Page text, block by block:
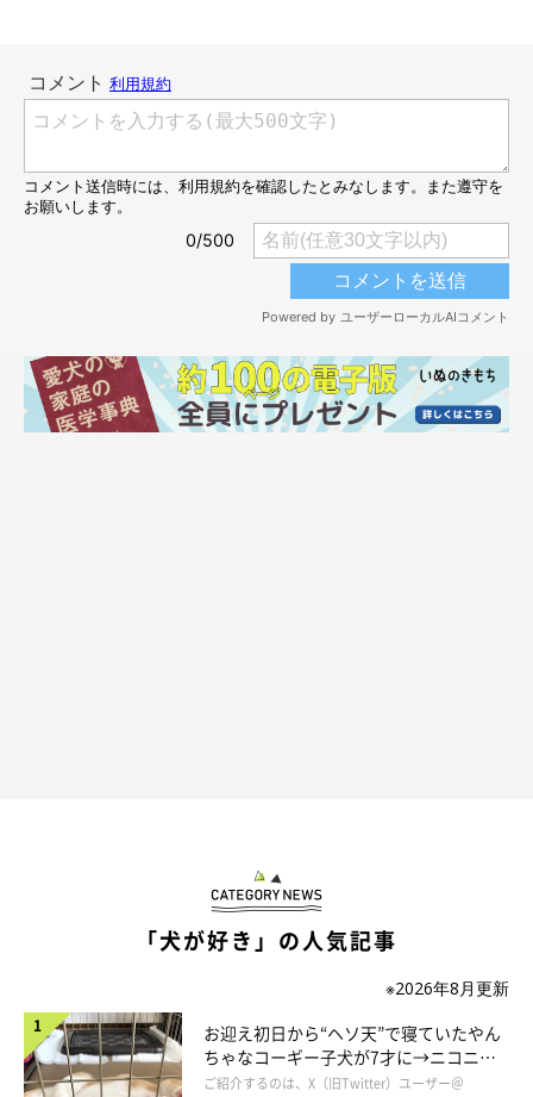
飼い主さんにブランケットを優しく包んでもらうあんずちゃん。
包まれる姿は、まるで人間の赤ちゃんのよ
「犬が好き」の人気記事
※2026年8月更新
お迎え初日から“ヘソ天”で寝ていたやん
ちゃなコーギー子犬が7才に→ニコニ
コ“コーギースマイル”が魅力のコに成
ご紹介するのは、X（旧Twitter）ユーザー＠